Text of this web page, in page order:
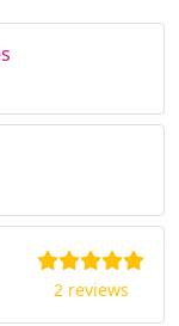
2 reviews